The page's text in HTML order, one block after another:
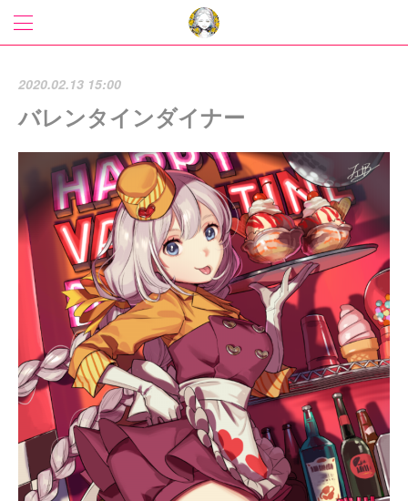
2020.02.13 15:00
バレンタインダイナー